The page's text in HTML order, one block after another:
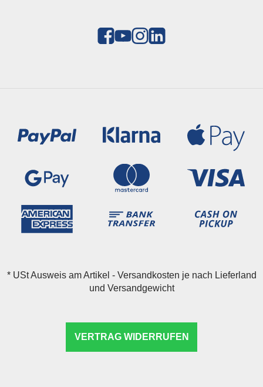
*USt Ausweis am Artikel - Versandkosten je nach Lieferland
und Versandgewicht
VERTRAG WIDERRUFEN